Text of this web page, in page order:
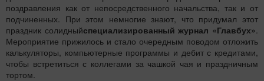
поздравления как от непосредственного начальства, так и от
подчиненных. При этом немногие знают, что придумал этот
праздник солидныйспециализированный журнал «Главбух».
Мероприятие прижилось и стало очередным поводом отложить
калькуляторы, компьютерные программы и дебит с кредитами,
чтобы встретиться с коллегами за чашкой чая и праздничным
тортом.